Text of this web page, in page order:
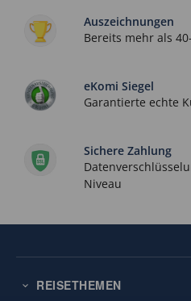
Auszeichnungen
Bereits mehr als
eKomi Siegel
Garantierte echte
Sichere Zahlung
Niveau
REISETHEMEN